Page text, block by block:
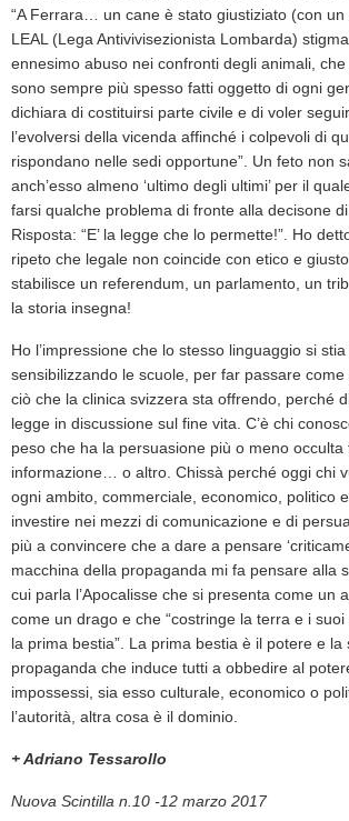
“A Ferrara… un cane è stato giustiziato (con un
LEAL (Lega Antivivisezionista Lombarda)
ennesimo abuso nei confronti degli animali,
sono sempre più spesso fatti oggetto di ogni
dichiara di costituirsi parte civile e di voler
l’evolversi della vicenda affinché i colpevoli di
rispondano nelle sedi opportune”. Un feto non
anch’esso almeno ‘ultimo degli ultimi’ per il
farsi qualche problema di fronte alla decisone
Risposta: “E’ la legge che lo permette!”. Ho
ripeto che legale non coincide con etico e
stabilisce un referendum, un parlamento, un
la storia insegna!
Ho l’impressione che lo stesso linguaggio si stia
sensibilizzando le scuole, per far passare
ciò che la clinica svizzera sta offrendo, perché
legge in discussione sul fine vita. C’è chi
peso che ha la persuasione più o meno
informazione… o altro. Chissà perché oggi chi
ogni ambito, commerciale, economico, politico
investire nei mezzi di comunicazione e di
più a convincere che a dare a pensare
macchina della propaganda mi fa pensare alla
cui parla l’Apocalisse che si presenta come un
come un drago e che “costringe la terra e i
la prima bestia”. La prima bestia è il potere e la
propaganda che induce tutti a obbedire al
impossessi, sia esso culturale, economico o
l’autorità, altra cosa è il dominio.
+ Adriano Tessarollo
Nuova Scintilla n.10 -12 marzo 2017